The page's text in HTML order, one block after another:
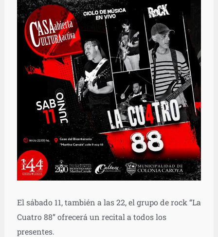
El sábado 11, también a las 22, el grupo de rock “La
Cuatro 88” ofrecerá un recital a todos los
presentes.